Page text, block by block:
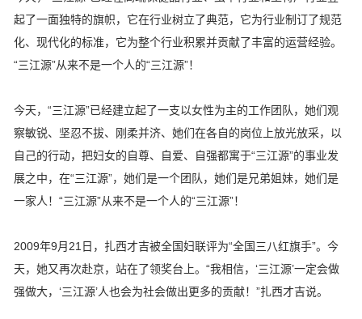
起了一面独特的旗帜，它在行业树立了典范，它为行业制订了规范
化、现代化的标准，它为整个行业积累并贡献了丰富的运营经验。
“三江源”从来不是一个人的“三江源”！
今天，“三江源”已经建立起了一支以女性为主的工作团队，她们观
察敏锐、坚忍不拔、刚柔并济、她们在各自的岗位上放光放采，以
自己的行动，把妇女的自尊、自爱、自强都寓于“三江源”的事业发
展之中，在“三江源”，她们是一个团队，她们是兄弟姐妹，她们是
一家人！“三江源”从来不是一个人的“三江源”！
2009年9月21日，扎西才吉被全国妇联评为“全国三八红旗手”。今
天，她又再次赴京，站在了领奖台上。“我相信，‘三江源’一定会做
强做大，‘三江源’人也会为社会做出更多的贡献！”扎西才吉说。